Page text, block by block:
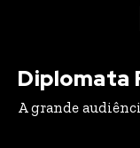
Diplomata
A grande